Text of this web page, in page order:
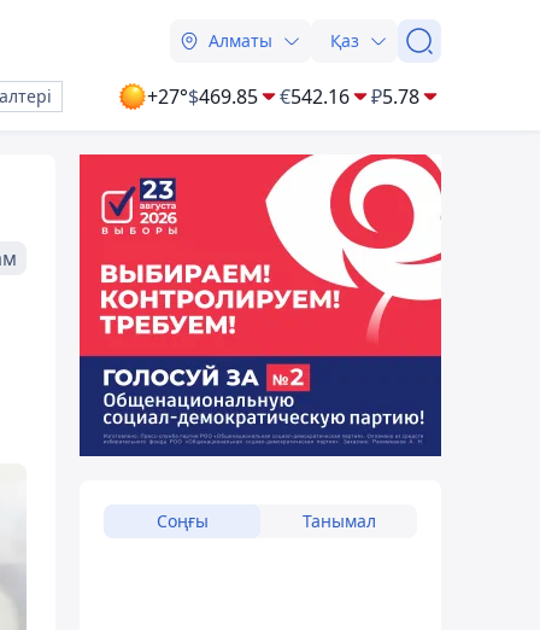
Алматы Қаз
+27°$469.85 €542.16 ₽5.78
Соңғы Танымал